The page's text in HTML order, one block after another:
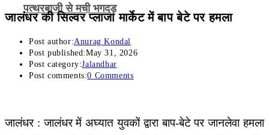
पत्थरबाजी से मची भगदड़
जालंधर की सिल्वर प्लाजा मार्केट में बाप बेटे पर हमला
Post author:Anurag Kondal
Post published:May 31, 2026
Post category:Jalandhar
Post comments:0 Comments
जालंधर : जालंधर में अघ्यात युवकों द्वारा बाप-बेटे पर जानलेवा हमला